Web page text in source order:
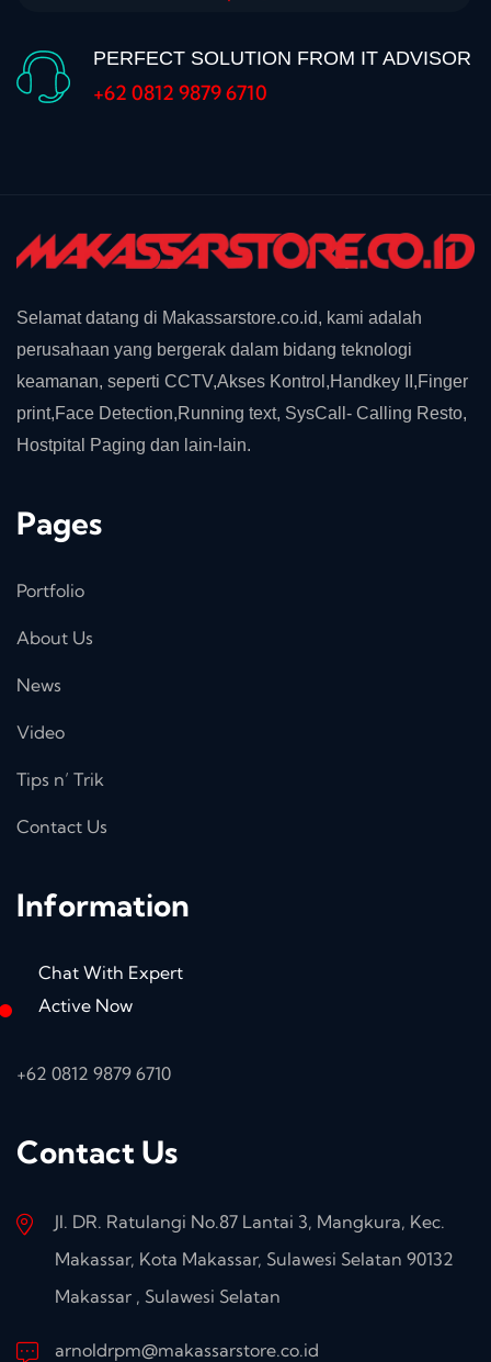
PERFECT SOLUTION FROM IT ADVISOR
+62 0812 9879 6710
Selamat datang di Makassarstore.co.id, kami adalah
perusahaan yang bergerak dalam bidang teknologi
keamanan, seperti CCTV,Akses Kontrol,Handkey II,Finger
print,Face Detection,Running text, SysCall- Calling Resto,
Hostpital Paging dan lain-lain.
Pages
Portfolio
About Us
News
Video
Tips n’ Trik
Contact Us
Information
Chat With Expert
Active Now
+62 0812 9879 6710
Contact Us
Jl. DR. Ratulangi No.87 Lantai 3, Mangkura, Kec.
Makassar, Kota Makassar, Sulawesi Selatan 90132
Makassar , Sulawesi Selatan
arnoldrpm@makassarstore.co.id